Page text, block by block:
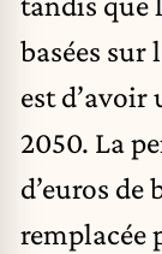
basées sur
est
2050. La
d’euros de
remplacée